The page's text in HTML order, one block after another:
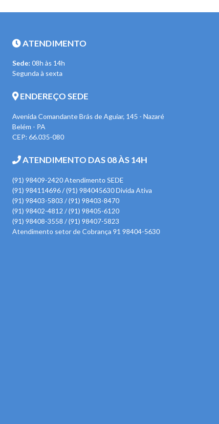
ATENDIMENTO
Sede: 08h às 14h
Segunda à sexta
ENDEREÇO SEDE
Avenida Comandante Brás de Aguiar, 145 - Nazaré
Belém - PA
CEP: 66.035-080
ATENDIMENTO DAS 08 ÀS 14H
(91) 98409-2420 Atendimento SEDE
(91) 984114696 / (91) 984045630 Divida Ativa
(91) 98403-5803 / (91) 98403-8470
(91) 98402-4812 / (91) 98405-6120
(91) 98408-3558 / (91) 98407-5823
Atendimento setor de Cobrança 91 98404-5630